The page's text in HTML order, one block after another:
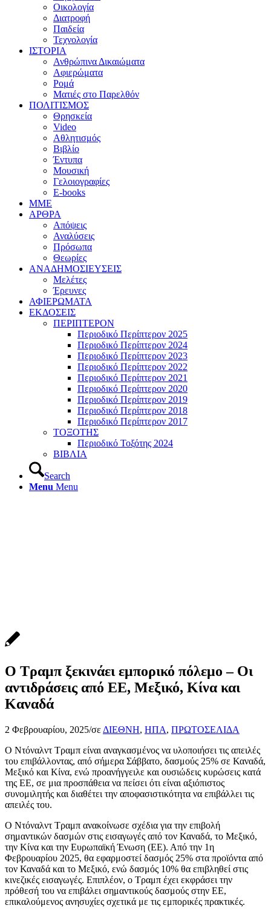
Οικολογία
Διατροφή
Παιδεία
Τεχνολογία
ΙΣΤΟΡΙΑ
Ανθρώπινα Δικαιώματα
Αφιερώματα
Ρομά
Ματιές στο Παρελθόν
ΠΟΛΙΤΙΣΜΟΣ
Θρησκεία
Video
Αθλητισμός
Βιβλίο
Έντυπα
Μουσική
Γελοιογραφίες
E-books
MME
ΑΡΘΡΑ
Απόψεις
Αναλύσεις
Πρόσωπα
Θεωρίες
ΑΝΑΔΗΜΟΣΙΕΥΣΕΙΣ
Μελέτες
Έρευνες
ΑΦΙΕΡΩΜΑΤΑ
ΕΚΔΟΣΕΙΣ
ΠΕΡΙΠΤΕΡΟΝ
Περιοδικό Περίπτερον 2025
Περιοδικό Περίπτερον 2024
Περιοδικό Περίπτερον 2023
Περιοδικό Περίπτερον 2022
Περιοδικό Περίπτερον 2021
Περιοδικό Περίπτερον 2020
Περιοδικό Περίπτερον 2019
Περιοδικό Περίπτερον 2018
Περιοδικό Περίπτερον 2017
ΤΟΞΟΤΗΣ
Περιοδικό Τοξότης 2024
ΒΙΒΛΙΑ
Search
Menu Menu
Ο Τραμπ ξεκινάει εμπορικό πόλεμο – Οι
αντιδράσεις από ΕΕ, Μεξικό, Κίνα και
Καναδά
2 Φεβρουαρίου, 2025/σε ΔΙΕΘΝΗ, ΗΠΑ, ΠΡΩΤΟΣΕΛΙΔΑ
Ο Ντόναλντ Τραμπ είναι αναγκασμένος να υλοποιήσει τις απειλές
του επιβάλλοντας, από σήμερα Σάββατο, δασμούς 25% σε Καναδά,
Μεξικό και Κίνα, ενώ προανήγγειλε και ουσιώδεις κυρώσεις κατά
της ΕΕ, σε μια προσπάθεια να πείσει ότι είναι αξιόπιστος
συνομιλητής και διαθέτει την αποφασιστικότητα να επιβάλλει τις
απειλές του.
Ο Ντόναλντ Τραμπ ανακοίνωσε σχέδια για την επιβολή
σημαντικών δασμών στις εισαγωγές από τον Καναδά, το Μεξικό,
την Κίνα και την Ευρωπαϊκή Ένωση (ΕΕ). Από την 1η
Φεβρουαρίου 2025, θα εφαρμοστεί δασμός 25% στα προϊόντα από
τον Καναδά και το Μεξικό, ενώ δασμός 10% θα επιβληθεί στις
κινεζικές εισαγωγές. Επιπλέον, ο Τραμπ έχει εκφράσει την
πρόθεσή του να επιβάλει σημαντικούς δασμούς στην ΕΕ,
επικαλούμενος ανησυχίες σχετικά με τις εμπορικές πρακτικές.